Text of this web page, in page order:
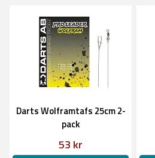
Darts Wolframtafs 25cm 2-
pack
53 kr